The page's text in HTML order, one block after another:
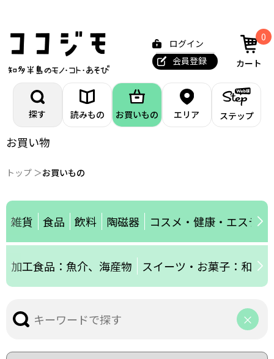
ログイン
会員登録
0
カート
探す 読みもの お買いもの エリア ステップ
お買い物
トップ お買いもの
雑貨 食品 飲料 陶磁器 コスメ・健康・エステ
加工食品：魚介、海産物 スイーツ・お菓子：和菓子